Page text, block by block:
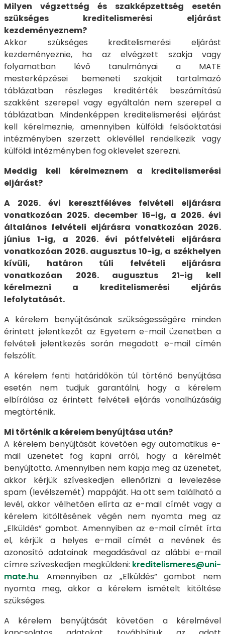
Milyen végzettség és szakképzettség esetén
szükséges kreditelismerési eljárást
kezdeményeznem?
Akkor szükséges kreditelismerési eljárást
kezdeményeznie, ha az elvégzett szakja vagy
folyamatban lévő tanulmányai a MATE
mesterképzései bemeneti szakjait tartalmazó
táblázatban részleges kreditérték beszámítású
szakként szerepel vagy egyáltalán nem szerepel a
táblázatban. Mindenképpen kreditelismerési eljárást
kell kérelmeznie, amennyiben külföldi felsőoktatási
intézményben szerzett oklevéllel rendelkezik vagy
külföldi intézményben fog oklevelet szerezni.
Meddig kell kérelmeznem a kreditelismerési
eljárást?
A 2026. évi keresztféléves felvételi eljárásra
vonatkozóan 2025. december 16-ig, a 2026. évi
általános felvételi eljárásra vonatkozóan 2026.
június 1-ig, a 2026. évi pótfelvételi eljárásra
vonatkozóan 2026. augusztus 10-ig, a székhelyen
kívüli, határon túli felvételi eljárásra
vonatkozóan 2026. augusztus 21-ig kell
kérelmezni a kreditelismerési eljárás
lefolytatását.
A kérelem benyújtásának szükségességére minden
érintett jelentkezőt az Egyetem e-mail üzenetben a
felvételi jelentkezés során megadott e-mail címén
felszólít.
A kérelem fenti határidőkön túl történő benyújtása
esetén nem tudjuk garantálni, hogy a kérelem
elbírálása az érintett felvételi eljárás vonalhúzásáig
megtörténik.
Mi történik a kérelem benyújtása után?
A kérelem benyújtását követően egy automatikus e-
mail üzenetet fog kapni arról, hogy a kérelmét
benyújtotta. Amennyiben nem kapja meg az üzenetet,
akkor kérjük szíveskedjen ellenőrizni a levelezése
spam (levélszemét) mappáját. Ha ott sem található a
levél, akkor vélhetően elírta az e-mail címét vagy a
kérelem kitöltésének végén nem nyomta meg az
„Elküldés” gombot. Amennyiben az e-mail címét írta
el, kérjük a helyes e-mail címét a nevének és
azonosító adatainak megadásával az alábbi e-mail
címre szíveskedjen megküldeni: kreditelismeres@uni-
mate.hu. Amennyiben az „Elküldés” gombot nem
nyomta meg, akkor a kérelem ismételt kitöltése
szükséges.
A kérelem benyújtását követően a kérelmével